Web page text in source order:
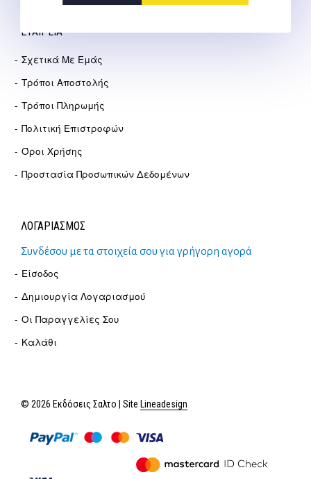
ΕΤΑΙΡΕΊΑ
Σχετικά Με Εμάς
Τρόποι Αποστολής
Τρόποι Πληρωμής
Πολιτική Επιστροφών
Όροι Χρήσης
Προστασία Προσωπικών Δεδομένων
ΛΟΓΑΡΙΑΣΜΟΣ
Συνδέσου με τα στοιχεία σου για γρήγορη αγορά
Είσοδος
Δημιουργία Λογαριασμού
Οι Παραγγελίες Σου
Καλάθι
© 2026 Εκδόσεις Σαλτο | Site Lineadesign